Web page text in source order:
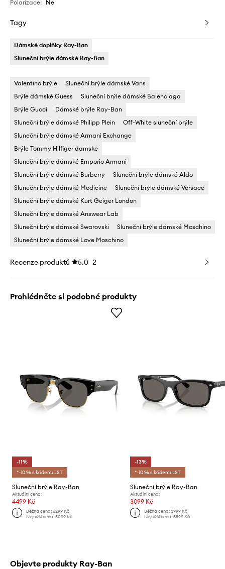
Polarizace: Ne
Tagy
Dámské doplňky Ray-Ban
Sluneční brýle dámské Ray-Ban
Valentino brýle
Sluneční brýle dámské Vans
Brýle dámské Guess
Sluneční brýle dámské Balenciaga
Brýle Gucci
Dámské brýle Ray-Ban
Sluneční brýle dámské Philipp Plein
Off-White sluneční brýle
Sluneční brýle dámské Armani Exchange
Brýle Tommy Hilfiger damske
Sluneční brýle dámské Emporio Armani
Sluneční brýle dámské Burberry
Sluneční brýle dámské Aldo
Sluneční brýle dámské Medicine
Sluneční brýle dámské Versace
Sluneční brýle dámské Kurt Geiger London
Sluneční brýle dámské Answear Lab
Sluneční brýle dámské Swarovski
Sluneční brýle dámské Moschino
Sluneční brýle dámské Love Moschino
Recenze produktů 5.0 2
Prohlédněte si podobné produkty
-11%
*-10 % s kódem: LST
Sluneční brýle Ray-Ban
Aktuální cena:
4499 Kč
Běžná cena:6299 Kč
Nejnižší cena:5099 Kč
-13%
*-10 % s kódem: LST
Sluneční brýle Ray-Ban
Aktuální cena:
3099 Kč
Běžná cena: 3999 Kč
Nejnižší cena: 3599 Kč
Objevte produkty Ray-Ban